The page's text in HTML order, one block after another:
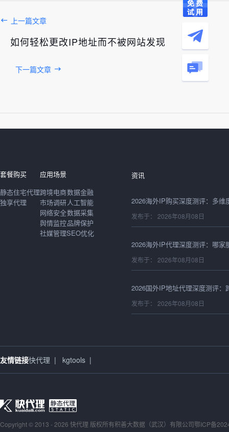
上一篇文章
如何轻松更改IP地址而不被网站发现
下一篇文章
套餐购买
静态住宅代理
独享代理
应用场景
跨境电商
市场调研
网络安全
舆情监控
社媒管理
数据金融
人工智能
数据采集
品牌保护
SEO优化
资讯
发布于： 2026年08月08日
发布于： 2026年08月08日
发布于： 2026年08月08日
发布于： 2026年08月08日
发布于： 2026年08月08日
友情链接快代理 | kgtools |
Copyright © 2013 - 2026 快代理 版权所有积善大数据（武汉）有限公司鄂ICP备